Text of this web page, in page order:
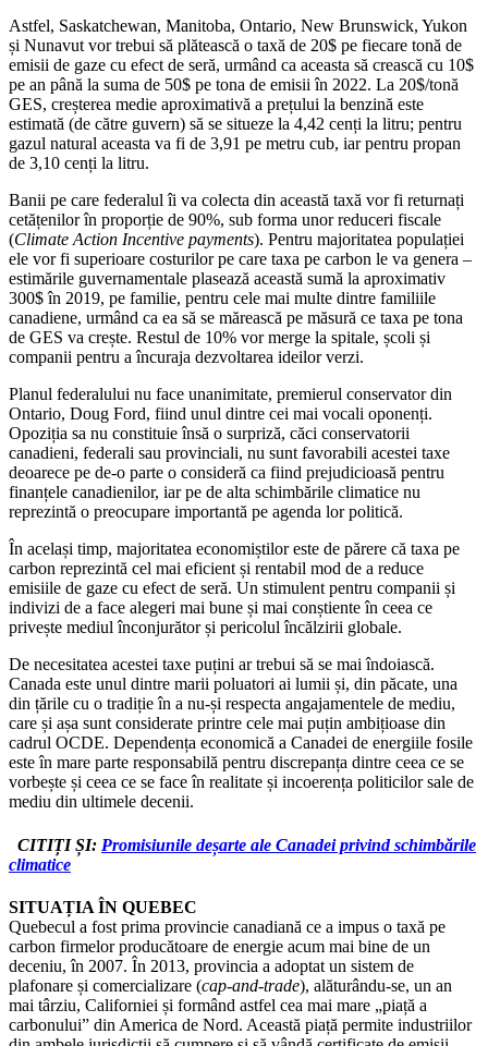
Astfel, Saskatchewan, Manitoba, Ontario, New Brunswick, Yukon
și Nunavut vor trebui să plătească o taxă de 20$ pe fiecare tonă de
emisii de gaze cu efect de seră, urmând ca aceasta să crească cu 10$
pe an până la suma de 50$ pe tona de emisii în 2022. La 20$/tonă
GES, creșterea medie aproximativă a prețului la benzină este
estimată (de către guvern) să se situeze la 4,42 cenți la litru; pentru
gazul natural aceasta va fi de 3,91 pe metru cub, iar pentru propan
de 3,10 cenți la litru.
Banii pe care federalul îi va colecta din această taxă vor fi returnați
cetățenilor în proporție de 90%, sub forma unor reduceri fiscale
(Climate Action Incentive payments). Pentru majoritatea populației
ele vor fi superioare costurilor pe care taxa pe carbon le va genera –
estimările guvernamentale plasează această sumă la aproximativ
300$ în 2019, pe familie, pentru cele mai multe dintre familiile
canadiene, urmând ca ea să se mărească pe măsură ce taxa pe tona
de GES va crește. Restul de 10% vor merge la spitale, școli și
companii pentru a încuraja dezvoltarea ideilor verzi.
Planul federalului nu face unanimitate, premierul conservator din
Ontario, Doug Ford, fiind unul dintre cei mai vocali oponenți.
Opoziția sa nu constituie însă o surpriză, căci conservatorii
canadieni, federali sau provinciali, nu sunt favorabili acestei taxe
deoarece pe de-o parte o consideră ca fiind prejudicioasă pentru
finanțele canadienilor, iar pe de alta schimbările climatice nu
reprezintă o preocupare importantă pe agenda lor politică.
În același timp, majoritatea economiștilor este de părere că taxa pe
carbon reprezintă cel mai eficient și rentabil mod de a reduce
emisiile de gaze cu efect de seră. Un stimulent pentru companii și
indivizi de a face alegeri mai bune și mai conștiente în ceea ce
privește mediul înconjurător și pericolul încălzirii globale.
De necesitatea acestei taxe puțini ar trebui să se mai îndoiască.
Canada este unul dintre marii poluatori ai lumii și, din păcate, una
din țările cu o tradiție în a nu-și respecta angajamentele de mediu,
care și așa sunt considerate printre cele mai puțin ambițioase din
cadrul OCDE. Dependența economică a Canadei de energiile fosile
este în mare parte responsabilă pentru discrepanța dintre ceea ce se
vorbește și ceea ce se face în realitate și incoerența politicilor sale de
mediu din ultimele decenii.
CITIȚI ȘI: Promisiunile deșarte ale Canadei privind schimbările
climatice
SITUAȚIA ÎN QUEBEC
Quebecul a fost prima provincie canadiană ce a impus o taxă pe
carbon firmelor producătoare de energie acum mai bine de un
deceniu, în 2007. În 2013, provincia a adoptat un sistem de
plafonare și comercializare (cap-and-trade), alăturându-se, un an
mai târziu, Californiei și formând astfel cea mai mare „piață a
carbonului” din America de Nord. Această piață permite industriilor